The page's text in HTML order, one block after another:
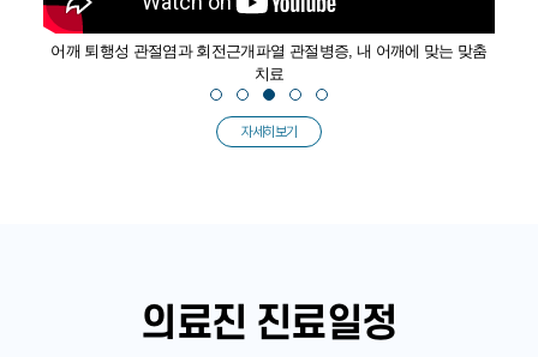
어깨 퇴행성 관절염과 회전근개파열 관절병증, 내 어깨에 맞는 맞춤
치료
자세히보기
의료진 진료일정